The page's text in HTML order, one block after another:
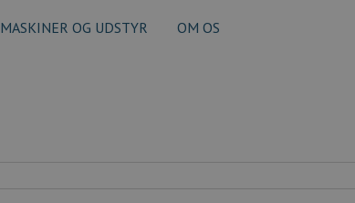
MASKINER OG UDSTYR OM OS